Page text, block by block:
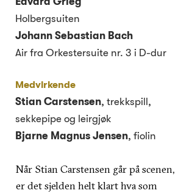
Holbergsuiten
Johann Sebastian Bach
Air fra Orkestersuite nr. 3 i D-dur
Medvirkende
Stian Carstensen, trekkspill,
sekkepipe og leirgjøk
Bjarne Magnus Jensen, fiolin
Når Stian Carstensen går på scenen,
er det sjelden helt klart hva som